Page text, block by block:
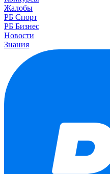
Жалобы
РБ Спорт
РБ Бизнес
Новости
Знания